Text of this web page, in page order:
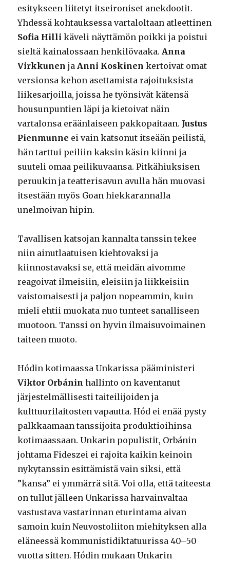
esitykseen liitetyt itseironiset anekdootit.
Yhdessä kohtauksessa vartaloltaan atleettinen
Sofia Hilli käveli näyttämön poikki ja poistui
sieltä kainalossaan henkilövaaka.Anna
Virkkunen jaAnni Koskinen kertoivat omat
versionsa kehon asettamista rajoituksista
liikesarjoilla, joissa he työnsivät kätensä
housunpuntien läpi ja kietoivat näin
vartalonsa eräänlaiseen pakkopaitaan. Justus
Pienmunne ei vain katsonut itseään peilistä,
hän tarttui peiliin kaksin käsin kiinni ja
suuteli omaa peilikuvaansa. Pitkähiuksisen
peruukin ja teatterisavun avulla hän muovasi
itsestään myös Goan hiekkarannalla
unelmoivan hipin.
Tavallisen katsojan kannalta tanssin tekee
niin ainutlaatuisen kiehtovaksi ja
kiinnostavaksi se, että meidän aivomme
reagoivat ilmeisiin, eleisiin ja liikkeisiin
vaistomaisesti ja paljon nopeammin, kuin
mieli ehtii muokata nuo tunteet sanalliseen
muotoon. Tanssi on hyvin ilmaisuvoimainen
taiteen muoto.
Hódin kotimaassa Unkarissa pääministeri
Viktor Orbánin hallinto on kaventanut
järjestelmällisesti taiteilijoiden ja
kulttuurilaitosten vapautta. Hód ei enää pysty
palkkaamaan tanssijoita produktioihinsa
kotimaassaan. Unkarin populistit, Orbánin
johtama Fideszei ei rajoita kaikin keinoin
nykytanssin esittämistä vain siksi, että
”kansa” ei ymmärrä sitä. Voi olla, että taiteesta
on tullut jälleen Unkarissa harvainvaltaa
vastustava vastarinnan eturintama aivan
samoin kuin Neuvostoliiton miehityksen alla
eläneessä kommunistidiktatuurissa 40–50
vuotta sitten. Hódin mukaan Unkarin